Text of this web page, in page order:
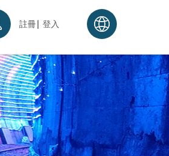
入場須知
註冊| 登入